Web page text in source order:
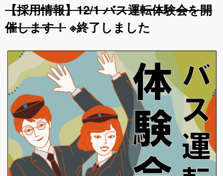
コミュニティバス
貸切バス・ツアー
らく旅
貸切バス
高速バスツアー
ゼンタンショップ
【採用情報】12/1 バス運転体験会を開
催します！ ※終了しました